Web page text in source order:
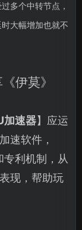
多个中转节点，
大幅增加也就不
伊莫》
加速器】应运
速软件，
专利机制，从
现，帮助玩